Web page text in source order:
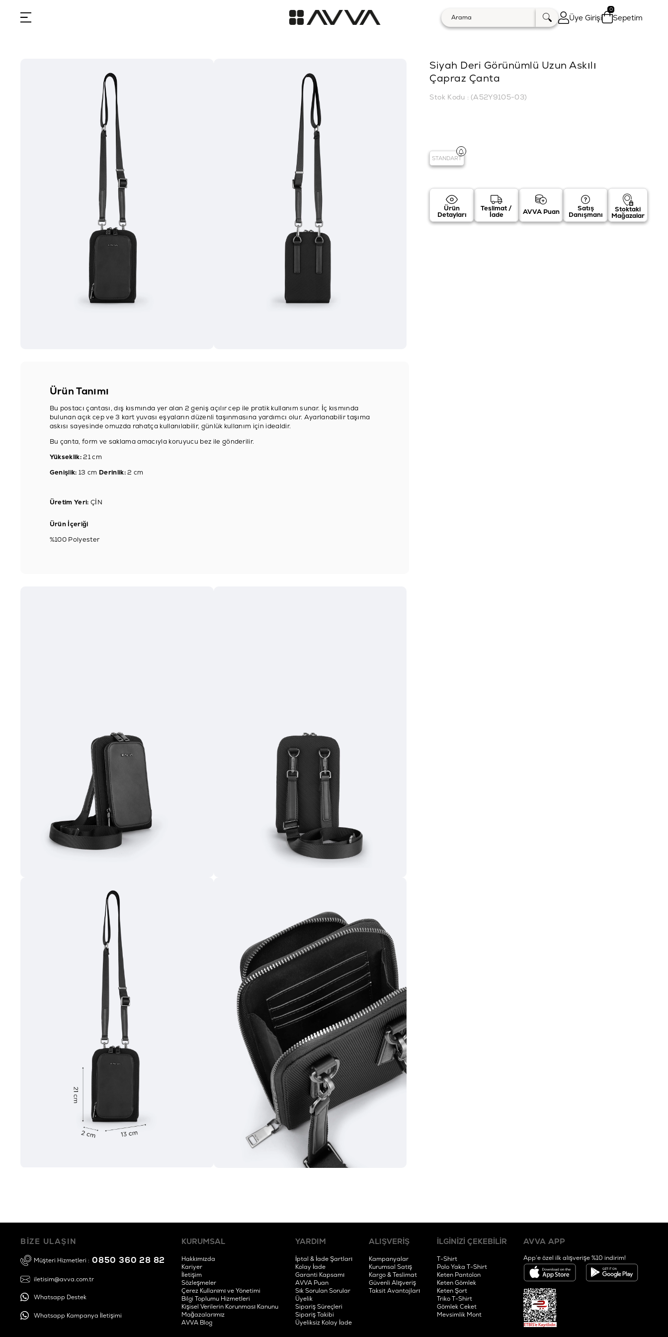
Üye Girişi Sepetim
0
Ürün Tanımı
Bu postacı çantası, dış kısmında yer alan 2 geniş açılır cep ile pratik kullanım sunar. İç kısmında
bulunan açık cep ve 3 kart yuvası eşyaların düzenli taşınmasına yardımcı olur. Ayarlanabilir taşıma
askısı sayesinde omuzda rahatça kullanılabilir, günlük kullanım için idealdir.
Bu çanta, form ve saklama amacıyla koruyucu bez ile gönderilir.
Yükseklik:21 cm
Genişlik: 13 cm Derinlik:2 cm
Üretim Yeri: ÇİN
Ürün İçeriği
%100 Polyester
Siyah Deri Görünümlü Uzun Askılı
Çapraz Çanta
Stok Kodu (A52Y9105-03)
STANDART
Ürün
Detayları
Teslimat /
İade AVVA Puan Satış
Danışmanı
Stoktaki
Mağazalar
BİZE ULAŞIN
Müşteri Hizmetleri : 0850 360 28 82
iletisim@avva.com.tr
Whatsapp Destek
Whatsapp Kampanya İletişimi
KURUMSAL
Hakkımızda
Kariyer
İletişim
Sözleşmeler
Çerez Kullanımı ve Yönetimi
Bilgi Toplumu Hizmetleri
Kişisel Verilerin Korunması Kanunu
Mağazalarımız
AVVA Blog
YARDIM
İptal & İade Şartları
Kolay İade
Garanti Kapsamı
AVVA Puan
Sık Sorulan Sorular
Üyelik
Sipariş Süreçleri
Sipariş Takibi
Üyeliksiz Kolay İade
ALIŞVERİŞ
Kampanyalar
Kurumsal Satış
Kargo & Teslimat
Güvenli Alışveriş
Taksit Avantajları
İLGİNİZİ ÇEKEBİLİR
T-Shirt
Polo Yaka T-Shirt
Keten Pantolon
Keten Gömlek
Keten Şort
Triko T-Shirt
Gömlek Ceket
Mevsimlik Mont
AVVA APP
App’e özel ilk alışverişe %10 indirim!